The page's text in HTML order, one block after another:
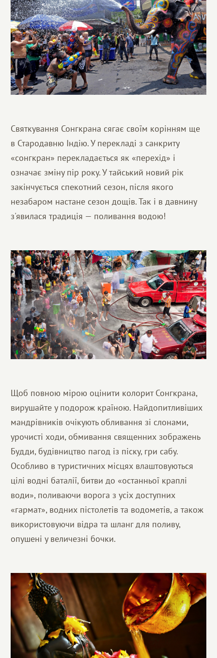
Святкування Сонгкрана сягає своїм корінням ще
в Стародавню Індію. У перекладі з санкриту
«сонгкран» перекладається як «перехід» і
означає зміну пір року. У тайський новий рік
закінчується спекотний сезон, після якого
незабаром настане сезон дощів. Так і в давнину
з'явилася традиція — поливання водою!
Щоб повною мірою оцінити колорит Сонгкрана,
вирушайте у подорож країною. Найдопитливіших
мандрівників очікують обливання зі слонами,
урочисті ходи, обмивання священних зображень
Будди, будівництво пагод із піску, гри сабу.
Особливо в туристичних місцях влаштовуються
цілі водні баталії, битви до «останньої краплі
води», поливаючи ворога з усіх доступних
«гармат», водних пістолетів та водометів, а також
використовуючи відра та шланг для поливу,
опушені у величезні бочки.